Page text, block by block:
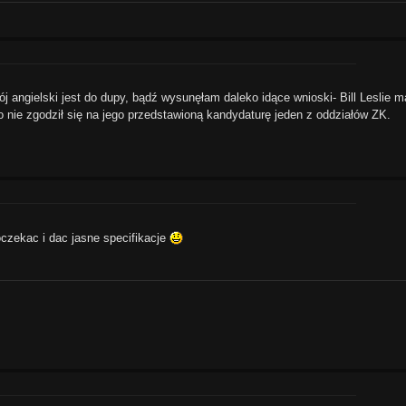
angielski jest do dupy, bądź wysunęłam daleko idące wnioski- Bill Leslie
zgodził się na jego przedstawioną kandydaturę jeden z oddziałów ZK.
i dac jasne specifikacje